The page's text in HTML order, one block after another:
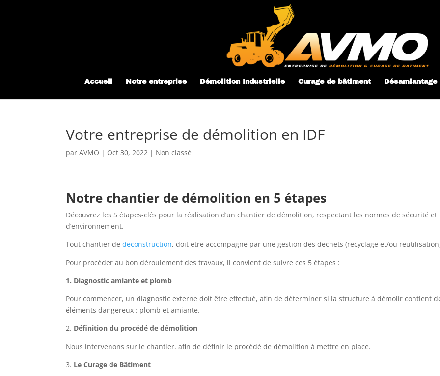
Accueil Notre entreprise Démolition Industrielle Curage de bâtiment Désamiantage
Votre entreprise de démolition en IDF
parAVMO | Oct 30, 2022 | Non classé
Notre chantier de démolition en 5 étapes
Découvrez les 5 étapes-clés pour la réalisation d’un chantier de démolition, respectant les normes de sécurité et
d’environnement.
Tout chantier de déconstruction, doit être accompagné par une gestion des déchets (recyclage et/ou
Pour procéder au bon déroulement des travaux, il convient de suivre ces 5 étapes :
1. Diagnostic amiante et plomb
Pour commencer, un diagnostic externe doit être effectué, afin de déterminer si la structure à démolir contient
éléments dangereux : plomb et amiante.
2. Définition du procédé de démolition
Nous intervenons sur le chantier, afin de définir le procédé de démolition à mettre en place.
3. Le Curage de Bâtiment